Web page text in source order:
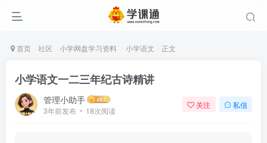
首页 社区 小学网盘学习资料 小学语文 正文
小学语文一二三年纪古诗精讲
管理小助手
3年前发布 18次阅读
关注 私信